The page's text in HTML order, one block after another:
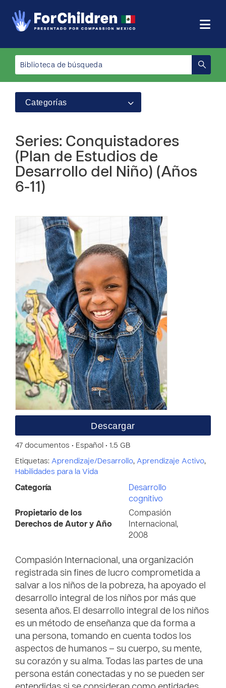
Categorías
Series: Conquistadores
(Plan de Estudios de
Desarrollo del Niño) (Años
6-11)
Descargar
47 documentos • Español • 1.5 GB
Etiquetas: Aprendizaje/Desarrollo, Aprendizaje Activo,
Habilidades para la Vida
Categoría
Desarrollo
cognitivo
Propietario de los
Derechos de Autor y Año
Compasión
Internacional,
2008
Compasión Internacional, una organización
registrada sin fines de lucro comprometida a
salvar a los niños de la pobreza, ha apoyado el
desarrollo integral de los niños por más que
sesenta años. El desarrollo integral de los niños
es un método de enseñanza que da forma a
una persona, tomando en cuenta todos los
aspectos de humanos – su cuerpo, su mente,
su corazón y su alma. Todas las partes de una
persona están conectadas y no se pueden ser